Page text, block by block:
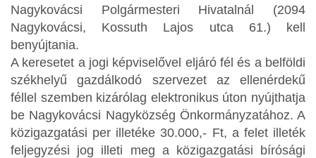
Nagykovácsi Polgármesteri Hivatalnál (2094
Nagykovácsi, Kossuth Lajos utca 61.) kell
benyújtania.
A keresetet a jogi képviselővel eljáró fél és a belföldi
székhelyű gazdálkodó szervezet az ellenérdekű
féllel szemben kizárólag elektronikus úton nyújthatja
be Nagykovácsi Nagyközség Önkormányzatához. A
közigazgatási per illetéke 30.000,- Ft, a felet illeték
feljegyzési jog illeti meg a közigazgatási bírósági